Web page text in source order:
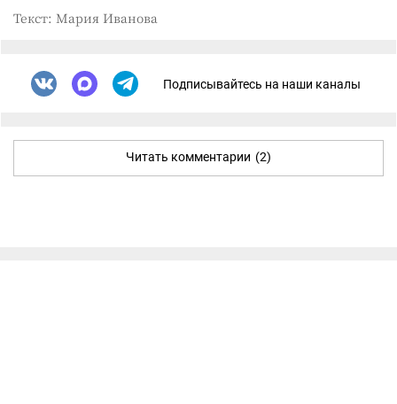
Текст: Мария Иванова
Подписывайтесь на наши каналы
Читать комментарии (2)